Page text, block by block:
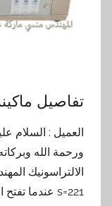
تفاصيل
العميل : السلام
ورحمة الله
s=221 عندما تفتح الرابط